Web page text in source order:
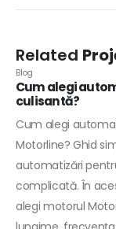
Related
Blog
Cum alegi
culisantă?
Cum alegi
Motorline? Ghid
automatizări
complicată. În
alegi motorul